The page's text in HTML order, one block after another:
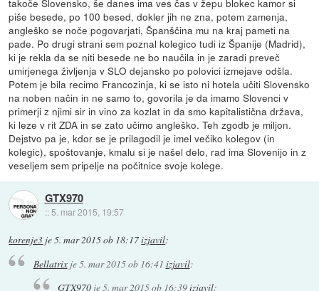
takoče Slovensko, še danes ima ves čas v žepu blokec kamor si
piše besede, po 100 besed, dokler jih ne zna, potem zamenja,
angleško se noče pogovarjati, Španščina mu na kraj pameti na
pade. Po drugi strani sem poznal kolegico tudi iz Španije (Madrid),
ki je rekla da se niti besede ne bo naučila in je zaradi preveč
umirjenega življenja v SLO dejansko po polovici izmejave odšla.
Potem je bila recimo Francozinja, ki se isto ni hotela učiti Slovensko
na noben način in ne samo to, govorila je da imamo Slovenci v
primerji z njimi sir in vino za kozlat in da smo kapitalistična država,
ki leze v rit ZDA in se zato učimo angleško. Teh zgodb je miljon.
Dejstvo pa je, kdor se je prilagodil je imel večiko kolegov (in
kolegic), spoštovanje, kmalu si je našel delo, rad ima Slovenijo in z
veseljem sem pripelje na počitnice svoje kolege.
GTX970
:: 5. mar 2015, 19:57
korenje3 je5. mar 2015 ob 18:17izjavil:
Bellatrixje5. mar 2015 ob 16:41 izjavil:
GTX970 je5. mar 2015 ob 16:39izjavil: